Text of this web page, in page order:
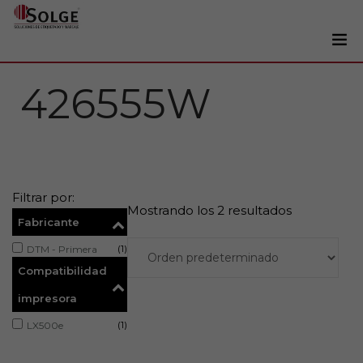
Impresoras
Tintas
Lectores
Marcaje
+34 93 241 22 21
426555W
Filtrar por:
Fabricante
DTM - Primera (1)
Compatibilidad
impresora
LX500e (1)
Mostrando los 2 resultados